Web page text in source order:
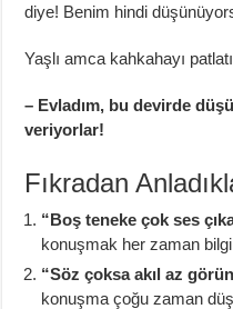
diye! Benim hindi
Yaşlı amca kahkahayı
– Evladım, bu devirde
veriyorlar!
Fıkradan
“Boş teneke çok ses
konuşmak her zaman
“Söz çoksa akıl az
konuşma çoğu zaman